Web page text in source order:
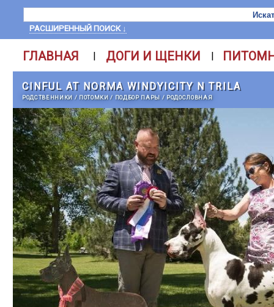
РАСШИРЕННЫЙ ПОИСК ↓
ГЛАВНАЯ | ДОГИ И ЩЕНКИ |
CINFUL AT NORMA WINDYICITY N TRILA
РОДСТВЕННИКИ / ПОТОМКИ/ ПОДБОР ПАРЫ / РОДОСЛОВНАЯ